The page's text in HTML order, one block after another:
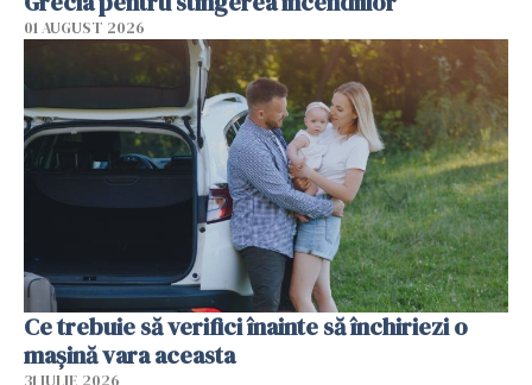
01 AUGUST 2026
Ce trebuie să verifici înainte să închiriezi o
mașină vara aceasta
31 IULIE 2026